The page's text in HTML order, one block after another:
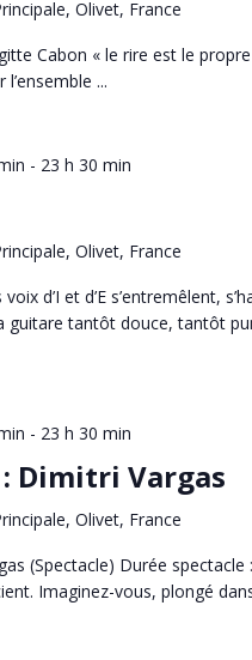
Olivet, France
Cabon « le rire est le
...
- 23 h 30 min
Olivet, France
d’I et d’E s’entremêlent,
tantôt douce, tantôt
- 23 h 30 min
Dimitri Vargas
Olivet, France
(Spectacle) Durée
Imaginez-vous, plongé